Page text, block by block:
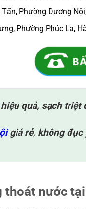
Phường Dương
Phường Phúc La,
quả, sạch triệt
giá rẻ, không đục
thoát nước